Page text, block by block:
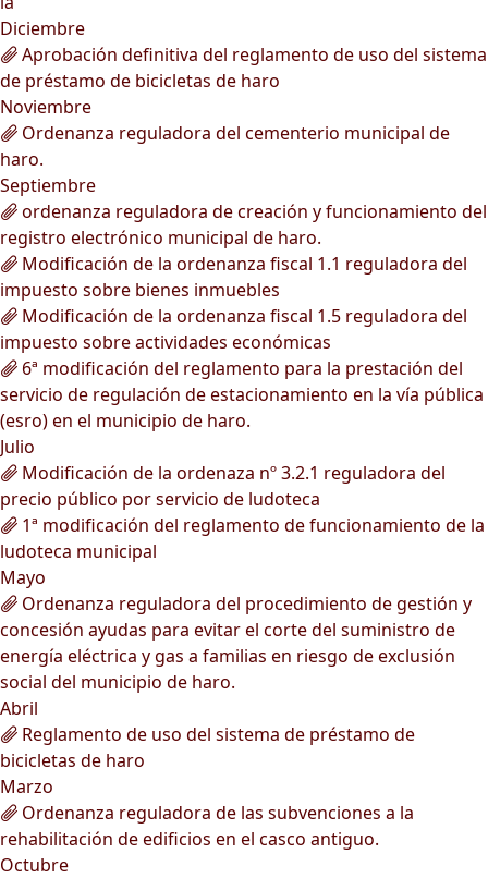
Diciembre
Aprobación definitiva del reglamento de uso del sistema
de préstamo de bicicletas de haro
Noviembre
Ordenanza reguladora del cementerio municipal de
haro.
Septiembre
ordenanza reguladora de creación y funcionamiento del
registro electrónico municipal de haro.
Modificación de la ordenanza fiscal 1.1 reguladora del
impuesto sobre bienes inmuebles
Modificación de la ordenanza fiscal 1.5 reguladora del
impuesto sobre actividades económicas
6ª modificación del reglamento para la prestación del
servicio de regulación de estacionamiento en la vía pública
(esro) en el municipio de haro.
Julio
Modificación de la ordenaza nº 3.2.1 reguladora del
precio público por servicio de ludoteca
1ª modificación del reglamento de funcionamiento de la
ludoteca municipal
Mayo
Ordenanza reguladora del procedimiento de gestión y
concesión ayudas para evitar el corte del suministro de
energía eléctrica y gas a familias en riesgo de exclusión
social del municipio de haro.
Abril
Reglamento de uso del sistema de préstamo de
bicicletas de haro
Marzo
Ordenanza reguladora de las subvenciones a la
rehabilitación de edificios en el casco antiguo.
Octubre